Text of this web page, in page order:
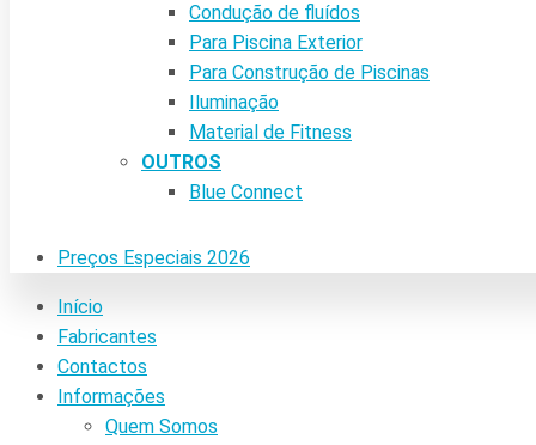
Condução de fluídos
Para Piscina Exterior
Para Construção de Piscinas
Iluminação
Material de Fitness
OUTROS
Blue Connect
Preços Especiais 2026
Início
Fabricantes
Contactos
Informações
Quem Somos